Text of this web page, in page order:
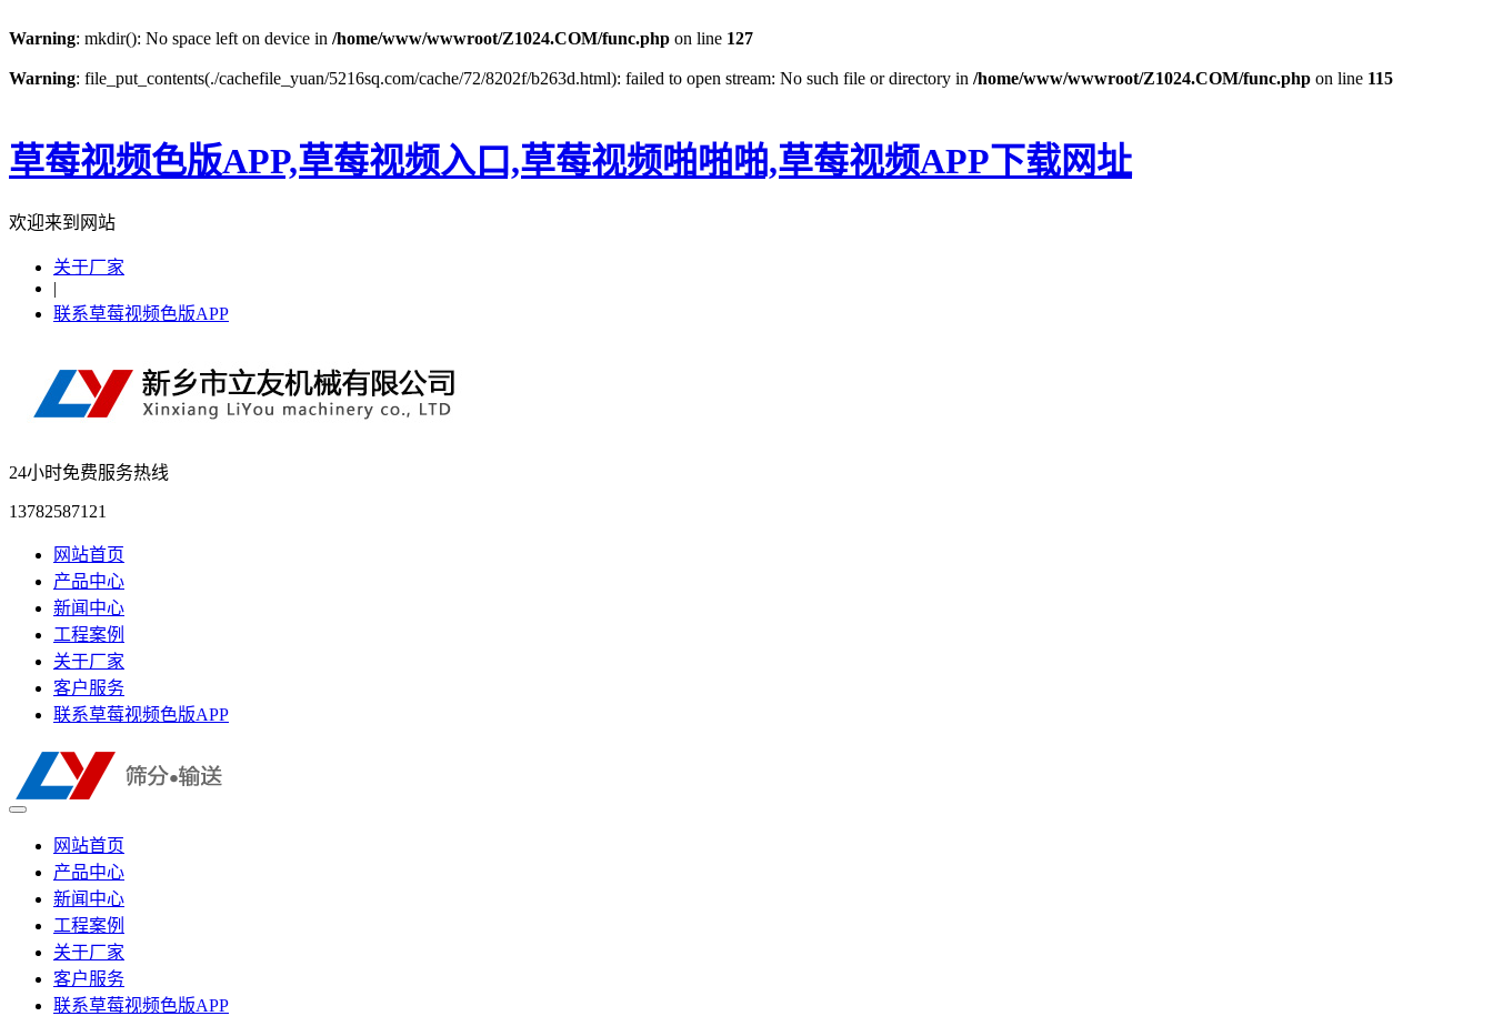
Warning: mkdir(): No space left on device in /home/www/wwwroot/Z1024.COM/func.php on line 127
Warning: file_put_contents(./cachefile_yuan/5216sq.com/cache/72/8202f/b263d.html): failed to open stream: No such file or directory in /home/www/wwwroot/Z1024.COM/func.php on line 115
草莓视频色版APP,草莓视频入口,草莓视频啪啪啪,草莓视频APP下载网址
欢迎来到网站
关于厂家
|
联系草莓视频色版APP
24小时免费服务热线
13782587121
网站首页
产品中心
新闻中心
工程案例
关于厂家
客户服务
联系草莓视频色版APP
网站首页
产品中心
新闻中心
工程案例
关于厂家
客户服务
联系草莓视频色版APP